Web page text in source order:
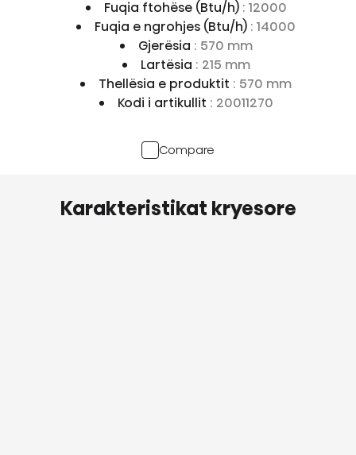
Fuqia ftohëse (Btu/h) : 12000
Fuqia e ngrohjes (Btu/h) : 14000
Gjerësia : 570 mm
Lartësia : 215 mm
Thellësia e produktit : 570 mm
Kodi i artikullit : 20011270
Compare
Karakteristikat kryesore